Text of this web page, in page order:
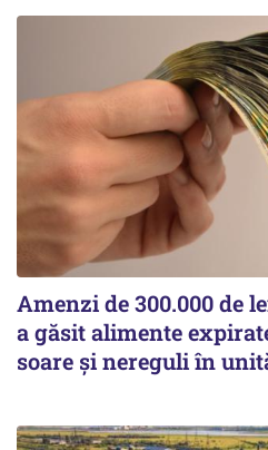
Amenzi de 300.000 de
a găsit alimente
soare și nereguli în